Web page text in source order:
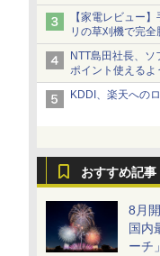
【家電レビュー
リの草刈機で完
NTT島田社長、ソ
ポイント使えるよ
KDDI、楽天への
おすすめ記事
8月
国内
ーチ